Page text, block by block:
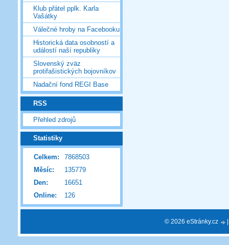
Klub přátel pplk. Karla
Vašátky
Válečné hroby na Facebooku
Historická data osobností a
událostí naší republiky
Slovenský zväz
protifašistických bojovníkov
Nadační fond REGI Base
RSS
Přehled zdrojů
Statistiky
Online: 126
Celkem:
7868503
Měsíc:
135779
Den:
16651
© 2026 eStránky.cz